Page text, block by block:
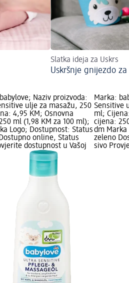
Slatka ideja za Uskrs
Uskršnje gnijezdo
Naziv proizvoda:
ulje za masažu, 250
4,95 KM; Osnovna
ml (1,98 KM za 100 ml);
Logo; Dostupnost: Status
online, Status
dostupnost u Vašoj
Marka:
Sensitive
ml;
cijena:
dm Marka
zeleno
sivo